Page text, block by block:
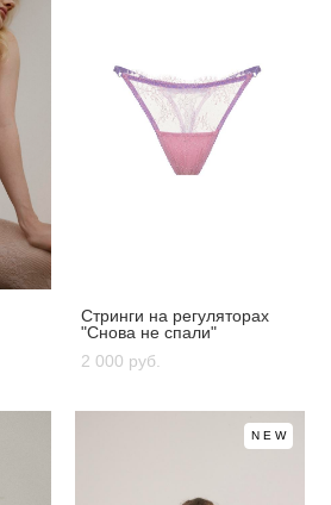
Стринги на регуляторах
"Снова не спали"
2 000 pуб.
NEW